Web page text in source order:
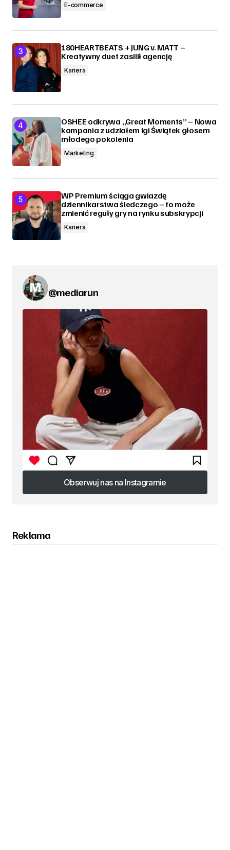
E-commerce
180HEARTBEATS + JUNG v. MATT –
Kreatywny duet zasilił agencję
Kariera
OSHEE odkrywa „Great Moments” – Nowa
kampania z udziałem Igi Świątek głosem
młodego pokolenia
Marketing
WP Premium ściąga gwiazdę
dziennikarstwa śledczego – to może
zmienić reguły gry na rynku subskrypcji
Kariera
@mediarun
Obserwuj nas na Instagramie
Obserwuj nas na Instagramie
Reklama